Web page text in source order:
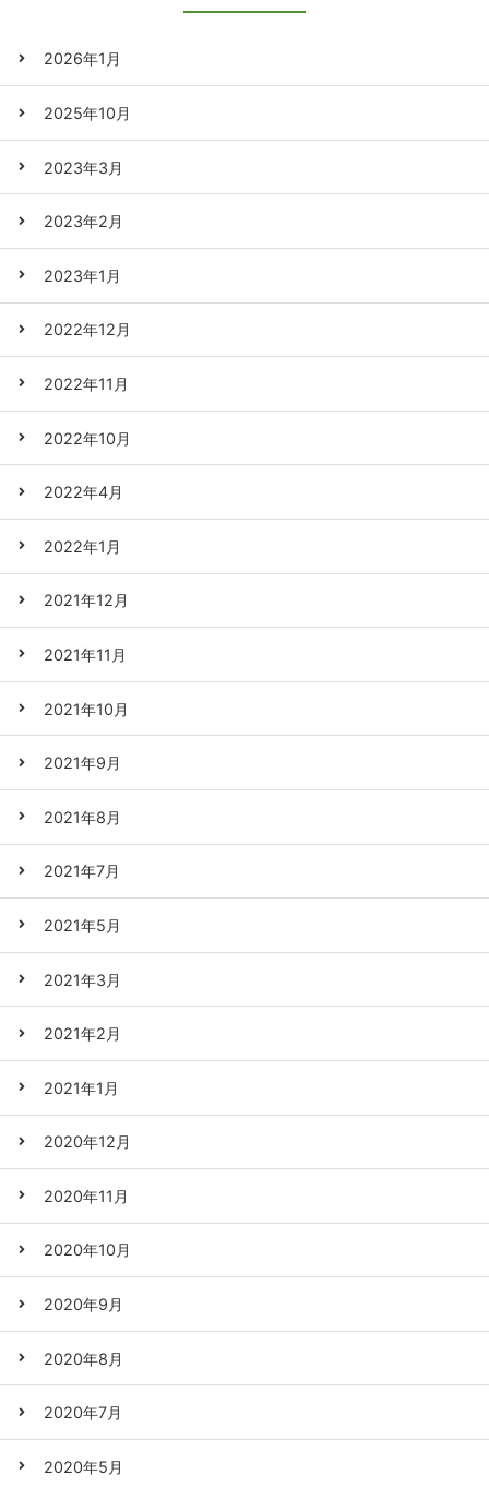
2026年1月
2025年10月
2023年3月
2023年2月
2023年1月
2022年12月
2022年11月
2022年10月
2022年4月
2022年1月
2021年12月
2021年11月
2021年10月
2021年9月
2021年8月
2021年7月
2021年5月
2021年3月
2021年2月
2021年1月
2020年12月
2020年11月
2020年10月
2020年9月
2020年8月
2020年7月
2020年5月